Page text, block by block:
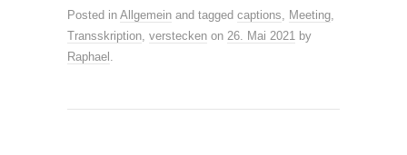
Posted in Allgemein and tagged captions, Meeting,
Transskription, verstecken on 26. Mai 2021 by
Raphael .